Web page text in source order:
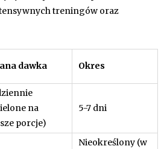
treningów oraz
dawka Okres
na
porcje)
5-7 dni
Nieokreślony (w